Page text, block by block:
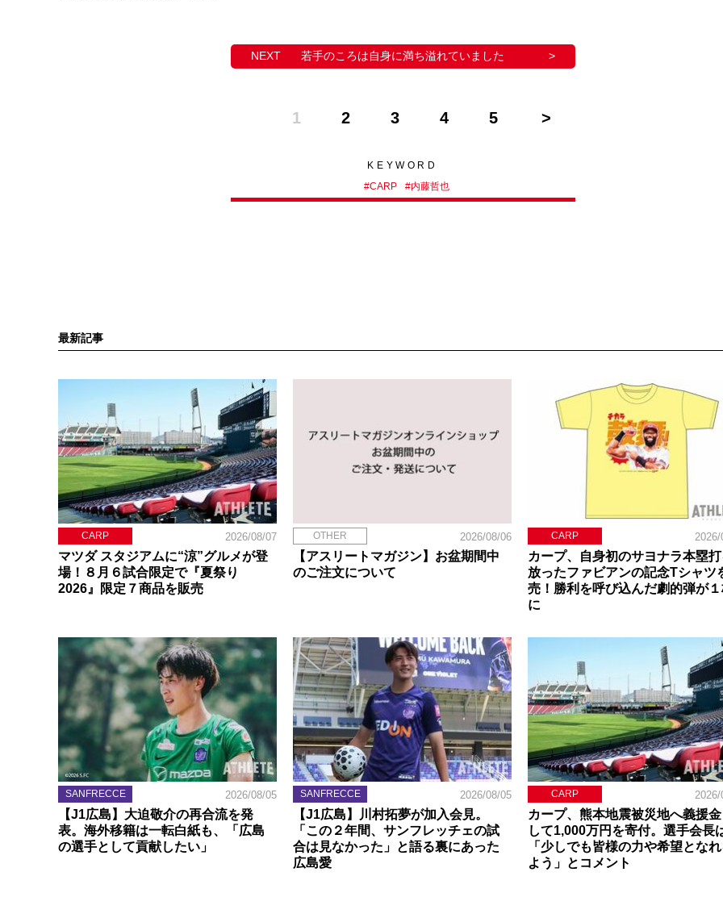
若手のころは自身に満ち溢れていました
1 2 3 4 5
KEYWORD
#CARP #内藤哲也
最新記事
CARP 2026/08/07
マツダ スタジアムに“涼”グルメが登
場！８月６試合限定で『夏祭り
2026』限定７商品を販売
OTHER 2026/08/06
【アスリートマガジン】お盆期間中
のご注文について
CARP
カープ、自身初のサヨナラ本塁
放ったファビアンの記念Tシャツ
売！勝利を呼び込んだ劇的弾が
に
SANFRECCE 2026/08/05
【J1広島】大迫敬介の再合流を発
表。海外移籍は一転白紙も、「広島
の選手として貢献したい」
SANFRECCE 2026/08/05
【J1広島】川村拓夢が加入会見。
「この２年間、サンフレッチェの試
合は見なかった」と語る裏にあった
広島愛
CARP
カープ、熊本地震被災地へ義援金
して1,000万円を寄付。選手会長
「少しでも皆様の力や希望とな
よう」とコメント